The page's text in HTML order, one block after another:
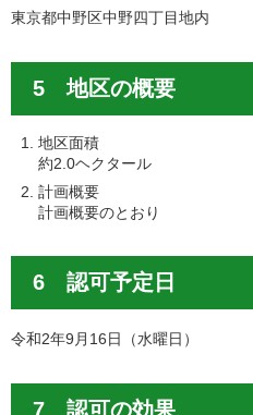
東京都中野区中野四丁目地内
5 地区の概要
地区面積
約2.0ヘクタール
計画概要
計画概要のとおり
6 認可予定日
令和2年9月16日（水曜日）
7 認可の効果